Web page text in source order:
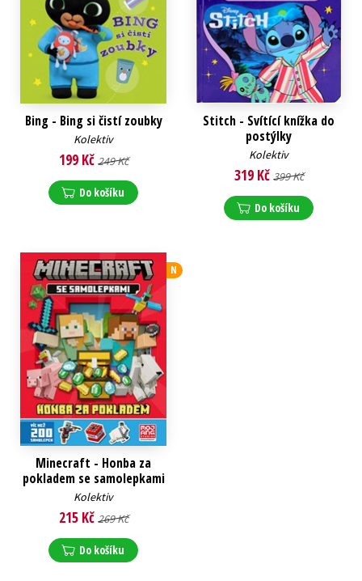
Bing - Bing si čistí zoubky
Kolektiv
199 Kč 249 Kč
Do košíku
Stitch - Svítící knížka do
postýlky
Kolektiv
319 Kč 399 Kč
Do košíku
N
Minecraft - Honba za
pokladem se samolepkami
Kolektiv
215 Kč 269 Kč
Do košíku